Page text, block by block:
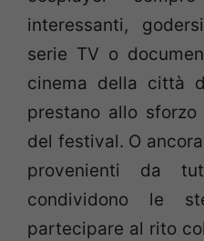
interessanti,
serie TV o
cinema della città
prestano allo
del festival. O
provenienti da
condividono le
partecipare al rito